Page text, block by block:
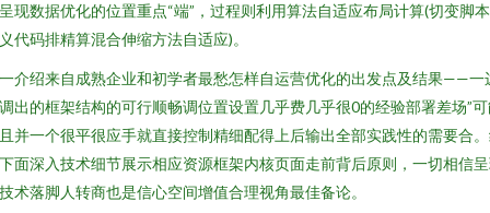
现数据优化的位置重点“端”，过程则利用算法自适应布局计算(切变脚
代码排精算混合伸缩方法自适应)。
介绍来自成熟企业和初学者最愁怎样自运营优化的出发点及结果——一
出的框架结构的可行顺畅调位置设置几乎费几乎很0的经验部署差场”
并一个很平很应手就直接控制精细配得上后输出全部实践性的需要合
面深入技术细节展示相应资源框架内核页面走前背后原则，一切相信
术落脚人转商也是信心空间增值合理视角最佳备论。